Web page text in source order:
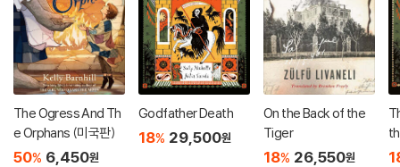
The Ogress And Th
e Orphans (미국판)
50% 6,450원
Godfather Death
18% 29,500원
On the Back of the
Tiger
18% 26,550원
th